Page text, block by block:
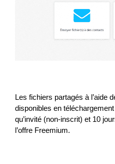
Les fichiers partagés à l’aide
disponibles en
qu’invité (non-inscrit) et 10
l’offre Freemium.